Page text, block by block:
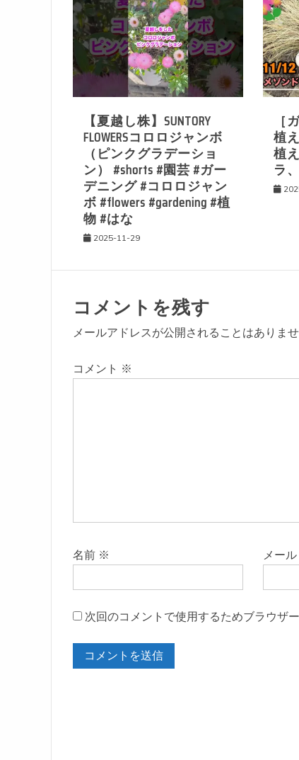
ゲ
ー
シ
【夏越し株】SUNTORY
FLOWERSコロロジャンボ
（ピンクグラデーショ
ン） #shorts #園芸 #ガー
デニング #コロロジャン
ボ #flowers #gardening #植
物 #はな
2025-11-29
［
植
植
ラ
コメントを残す
メールアドレスが公開されることはありませ
コメント ※
名前 ※ メール
次回のコメントで使用するためブラウザ